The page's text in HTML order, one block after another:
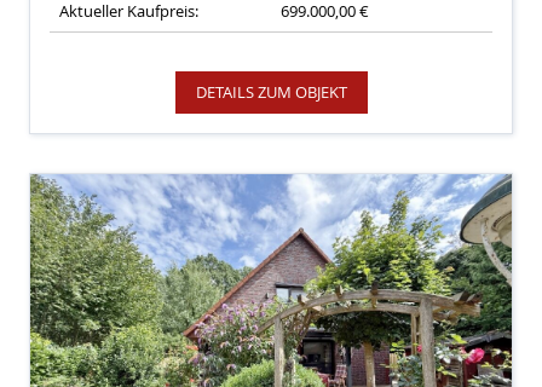
Aktueller Kaufpreis:
699.000,00 €
DETAILS ZUM OBJEKT